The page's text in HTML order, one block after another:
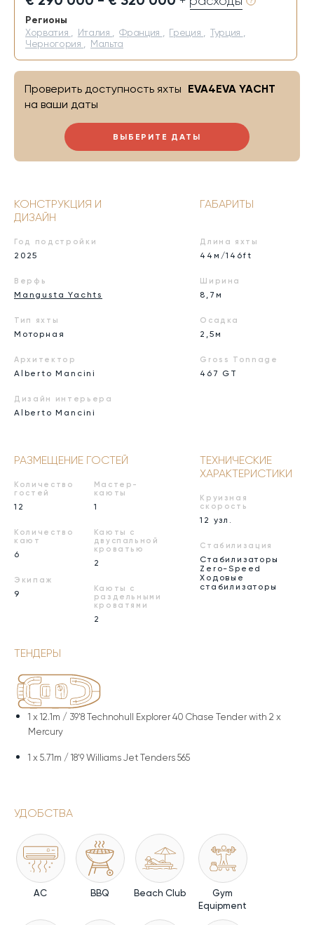
Регионы
Хорватия Италия ,Франция Греция Турция
Черногория
Мальта
ВЫБЕРИТЕ ДАТЫ
Проверить доступность яхты EVA4EVA YACHT
на ваши даты
КОНСТРУКЦИЯ И
ДИЗАЙН
Год подстройки
2025
Верфь
Mangusta Yachts
Тип яхты
Моторная
Архитектор
Alberto Mancini
Дизайн интерьера
Alberto Mancini
ГАБАРИТЫ
Длина яхты
44м/146ft
Ширина
8,7м
Осадка
2,5м
Gross Tonnage
467 GT
РАЗМЕЩЕНИЕ ГОСТЕЙ
Количество
гостей
12
Количество
кают
6
Экипаж
9
Мастер-
каюты
1
Каюты с
двуспальной
кроватью
2
Каюты с
раздельными
кроватями
2
ТЕХНИЧЕСКИЕ
ХАРАКТЕРИСТИКИ
Круизная
скорость
12 узл.
Стабилизация
Стабилизаторы
Zero-Speed
Ходовые
стабилизаторы
ТЕНДЕРЫ
1 x 12.1m / 39'8 Technohull Explorer 40 Chase Tender with 2 x
Mercury
1 x 5.71m / 18'9 Williams Jet Tenders 565
УДОБСТВА
AC BBQ Beach Club
Gym
Equipment